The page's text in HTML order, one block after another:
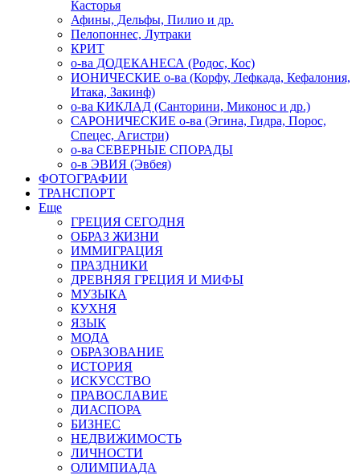
Касторья
Афины, Дельфы, Пилио и др.
Пелопоннес, Лутраки
КРИТ
о-ва ДОДЕКАНЕСА (Родос, Кос)
ИОНИЧЕСКИЕ о-ва (Корфу, Лефкада, Кефалония,
Итака, Закинф)
о-ва КИКЛАД (Санторини, Миконос и др.)
САРОНИЧЕСКИЕ о-ва (Эгина, Гидра, Порос,
Спецес, Агистри)
о-ва СЕВЕРНЫЕ СПОРАДЫ
о-в ЭВИЯ (Эвбея)
ФОТОГРАФИИ
ТРАНСПОРТ
Еще
ГРЕЦИЯ СЕГОДНЯ
ОБРАЗ ЖИЗНИ
ИММИГРАЦИЯ
ПРАЗДНИКИ
ДРЕВНЯЯ ГРЕЦИЯ И МИФЫ
МУЗЫКА
КУХНЯ
ЯЗЫК
МОДА
ОБРАЗОВАНИЕ
ИСТОРИЯ
ИСКУССТВО
ПРАВОСЛАВИЕ
ДИАСПОРА
БИЗНЕС
НЕДВИЖИМОСТЬ
ЛИЧНОСТИ
ОЛИМПИАДА